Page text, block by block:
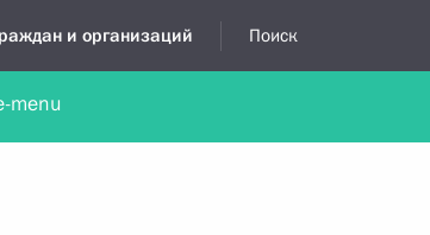
и организаций Поиск
в устной форме
menu